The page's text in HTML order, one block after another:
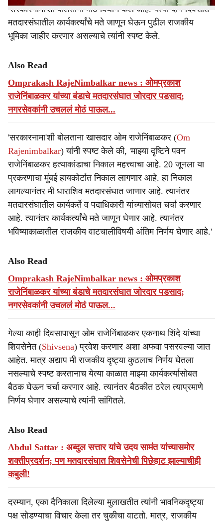
'सरकारनामा'शी बोलताना मोठे विधान केले आहे. येत्या दोन दिवसात
मतदारसंघातील कार्यकर्त्यांचे मते जाणून घेऊन पुढील राजकीय
भूमिका जाहीर करणार असल्याचे त्यांनी स्पष्ट केले.
Also Read
Omprakash RajeNimbalkar news : ओमप्रकाश
राजेनिंबाळकर यांच्या बंडाचे मतदारसंघात जोरदार पडसाद;
नगरसेवकांनी उचललं मोठं पाऊल...
'सरकारनामा'शी बोलताना खासदार ओम राजेनिंबाळकर (Om
Rajenimbalkar) यांनी स्पष्ट केले की, 'माझ्या दृष्टिने पवन
राजेनिंबाळकर हत्याकांडाचा निकाल महत्त्वाचा आहे. 20 जूनला या
प्रकरणाचा मुंबई हायकोर्टात निकाल लागणार आहे. हा निकाल
लागल्यानंतर मी धाराशिव मतदारसंघात जाणार आहे. त्यानंतर
मतदारसंघातील कार्यकर्ते व पदाधिकारी यांच्यासोबत चर्चा करणार
आहे. त्यानंतर कार्यकर्त्यांचे मते जाणून घेणार आहे. त्यानंतर
भविष्याकाळातील राजकीय वाटचालीविषयी अंतिम निर्णय घेणार आहे.'
Also Read
Omprakash RajeNimbalkar news : ओमप्रकाश
राजेनिंबाळकर यांच्या बंडाचे मतदारसंघात जोरदार पडसाद;
नगरसेवकांनी उचललं मोठं पाऊल...
गेल्या काही दिवसापासून ओम राजेनिंबाळकर एकनाथ शिंदे यांच्या
शिवसेनेत (Shivsena) प्रवेश करणार अशा अफवा पसरवल्या जात
आहेत. मात्र अद्याप मी राजकीय दृष्ट्या कुठलाच निर्णय घेतला
नसल्याचे स्पष्ट करतानाच येत्या काळात माझ्या कार्यकर्त्यासोबत
बैठक घेऊन चर्चा करणार आहे. त्यानंतर बैठकीत ठरेल त्याप्रमाणे
निर्णय घेणार असल्याचे त्यांनी सांगितले.
Also Read
Abdul Sattar : अब्दुल सत्तार यांचे उदय सामंत यांच्यासमोर
शक्तीप्रदर्शन; पण मतदारसंघात शिवसेनेची पिछेहाट झाल्याचीही
कबुली!
दरम्यान, एका दैनिकाला दिलेल्या मुलाखतीत त्यांनी भावनिकदृष्ट्या
पक्ष सोडण्याचा विचार केला तर चुकीचा वाटतो. मात्र, राजकीय